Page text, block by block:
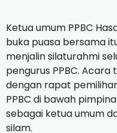
Ketua umum PPBC
buka puasa bersama
menjalin silaturahmi
pengurus PPBC. Acara
dengan rapat
PPBC di bawah
sebagai ketua umum
silam.